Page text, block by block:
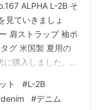
ALPHA L-2B そ
見ていきましょ
肩ストラップ 袖ポ
グ 米国製 夏用の
購入しました。
バカ売れしてみん
着ている人は少な
ト #L-2B
denim #デニム